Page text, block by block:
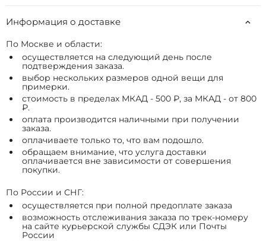
Информация о доставке
По Москве и области:
осуществляется на следующий день после
подтверждения заказа.
выбор нескольких размеров одной вещи для
примерки.
стоимость в пределах МКАД - 500 ₽, за МКАД - от 800
₽.
оплата производится наличными при получении
заказа.
оплачиваете только то, что вам подошло.
обращаем внимание, что услуга доставки
оплачивается вне зависимости от совершения
покупки.
По России и СНГ:
осуществляется при полной предоплате заказа
возможность отслеживания заказа по трек-номеру
на сайте курьерской службы СДЭК или Почты
России